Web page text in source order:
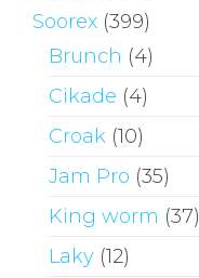
Soorex (399)
Brunch (4)
Cikade (4)
Croak (10)
Jam Pro (35)
King worm (37)
Laky (12)